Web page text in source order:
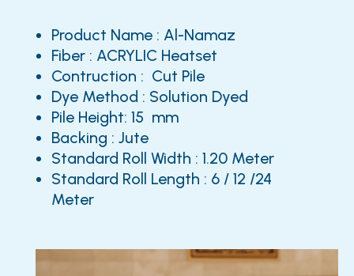
Product Name : Al-Namaz
Fiber : ACRYLIC Heatset
Contruction : Cut Pile
Dye Method : Solution Dyed
Pile Height: 15 mm
Backing : Jute
Standard Roll Width : 1.20 Meter
Standard Roll Length : 6 / 12 /24
Meter